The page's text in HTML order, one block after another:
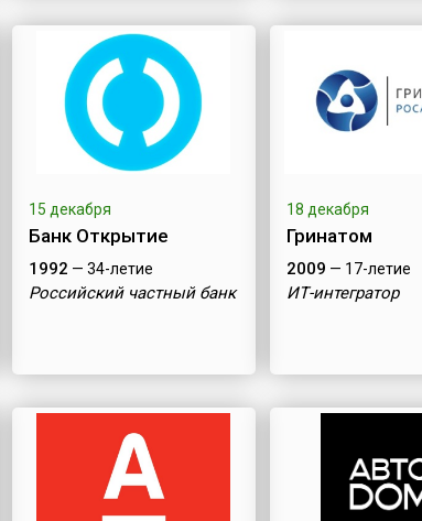
15 декабря
Банк Открытие
1992 — 34-летие
Российский частный банк
18 декабря
Гринатом
2009 — 17-летие
ИТ-интегратор